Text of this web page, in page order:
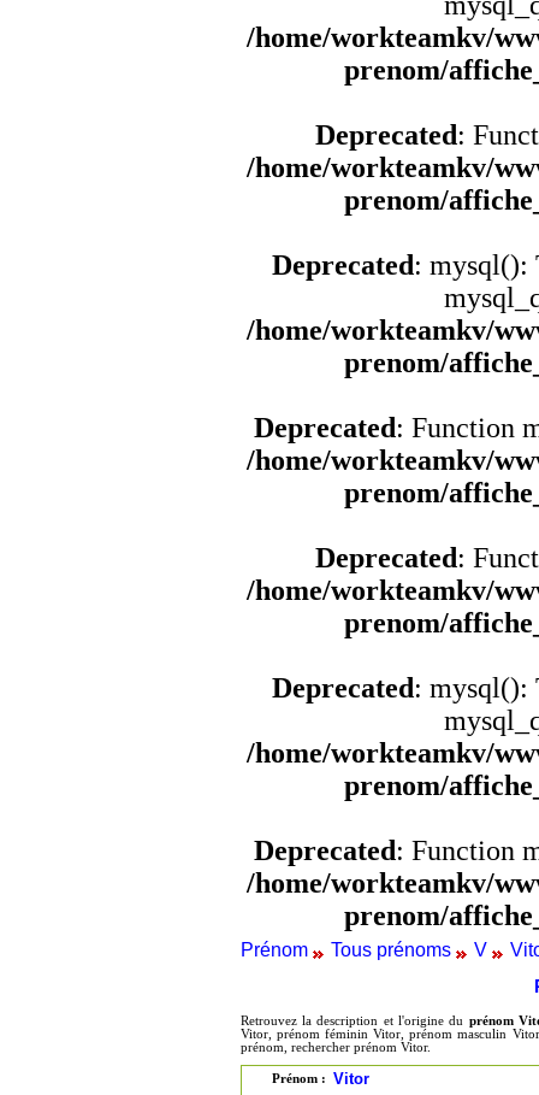
/home/workteamkv/
prenom/
Deprecated:
/home/workteamkv/
prenom/
Deprecated: mysql():
/home/workteamkv/
prenom/
Deprecated: Function
/home/workteamkv/
prenom/
Deprecated:
/home/workteamkv/
prenom/
Deprecated: mysql():
/home/workteamkv/
prenom/
Deprecated: Function
/home/workteamkv/
prenom/
Prénom Tous prénoms V
Retrouvez la description et l'origine du prénom
Vitor, prénom féminin Vitor, prénom masculin
prénom, rechercher prénom Vitor.
Prénom : Vitor